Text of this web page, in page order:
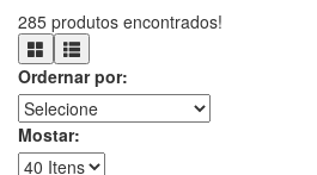
Filtros
285 produtos encontrados!
Ordernar por:
Mostar: